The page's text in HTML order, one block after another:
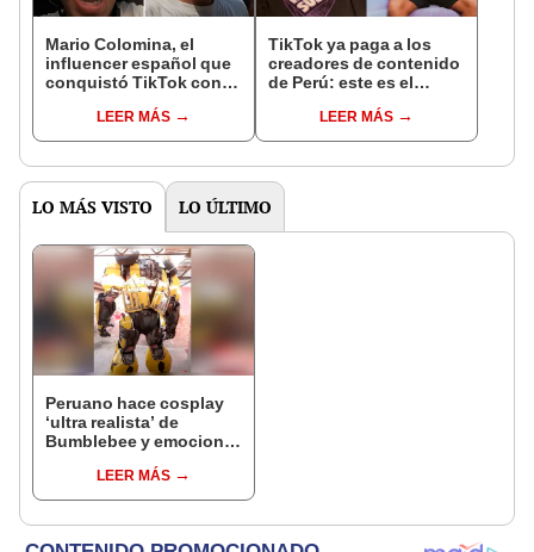
Mario Colomina, el
influencer español que
conquistó TikTok con
"Mi amor nació por la
gastronomía"
LEER MÁS
TikTok ya paga a los
creadores de contenido
de Perú: este es el
llegar a cobrar por 1.000
vistas
LEER MÁS
LO MÁS VISTO LO ÚLTIMO
Peruano hace cosplay
‘ultra realista’ de
Bumblebee y emociona
[VIDEO]LEER MÁS